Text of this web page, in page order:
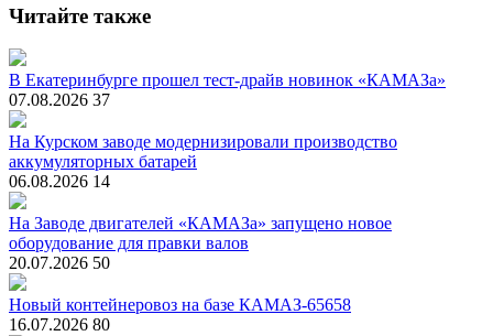
Читайте также
В Екатеринбурге прошел тест-драйв новинок «КАМАЗа»
07.08.2026 37
На Курском заводе модернизировали производство
аккумуляторных батарей
06.08.2026 14
На Заводе двигателей «КАМАЗа» запущено новое
оборудование для правки валов
20.07.2026 50
Новый контейнеровоз на базе КАМАЗ-65658
16.07.2026 80